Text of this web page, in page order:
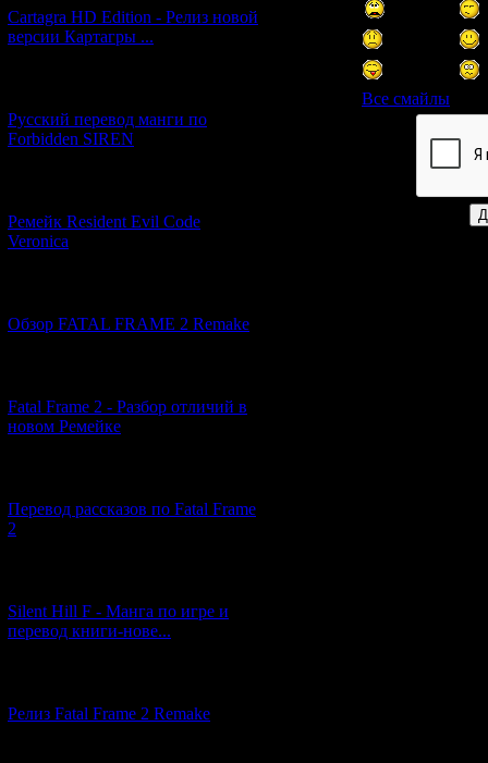
Cartagra HD Edition - Релиз новой
версии Картагры ...
Русский перевод манги по
Forbidden SIREN
Ремейк Resident Evil Code
Veronica
Обзор FATAL FRAME 2 Remake
Fatal Frame 2 - Разбор отличий в
новом Ремейке
Перевод рассказов по Fatal Frame
2
Silent Hill F - Манга по игре и
перевод книги-нове...
Релиз Fatal Frame 2 Remake
Все смайлы